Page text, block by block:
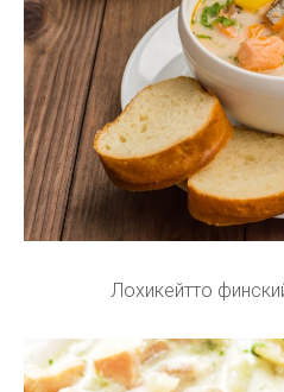
Лохикейтто